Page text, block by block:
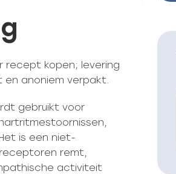
recept kopen; levering
en anoniem verpakt.
gebruikt voor
is een niet-
remt,
activiteit